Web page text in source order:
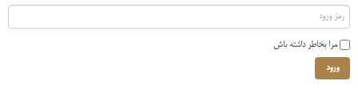
مرا بخاطر داشته باش
ورود